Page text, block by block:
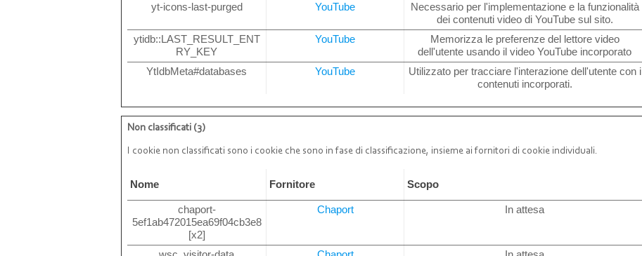
yt-icons-last-purged YouTube
Necessario per l'implementazione e la funzionalità
dei contenuti video di YouTube sul sito.
ytidb::LAST_RESULT_ENT
RY_KEY
YouTube
Memorizza le preferenze del lettore video
dell'utente usando il video YouTube incorporato
YtIdbMeta#databases
YouTube
Utilizzato per tracciare l'interazione dell'utente con i
contenuti incorporati.
Non classificati (3)
I cookie non classificati sono i cookie che sono in fase di classificazione, insieme ai fornitori di cookie individuali.
Nome Fornitore Scopo
chaport-
5ef1ab472015ea69f04cb3e8
[x2]
Chaport In attesa